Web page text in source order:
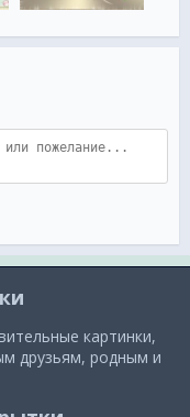
картинки,
друзьям, родным и